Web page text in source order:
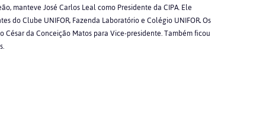
manteve José Carlos Leal como Presidente da CIPA. Ele
do Clube UNIFOR, Fazenda Laboratório e Colégio UNIFOR.Os
da Conceição Matos para Vice-presidente. Também ficou